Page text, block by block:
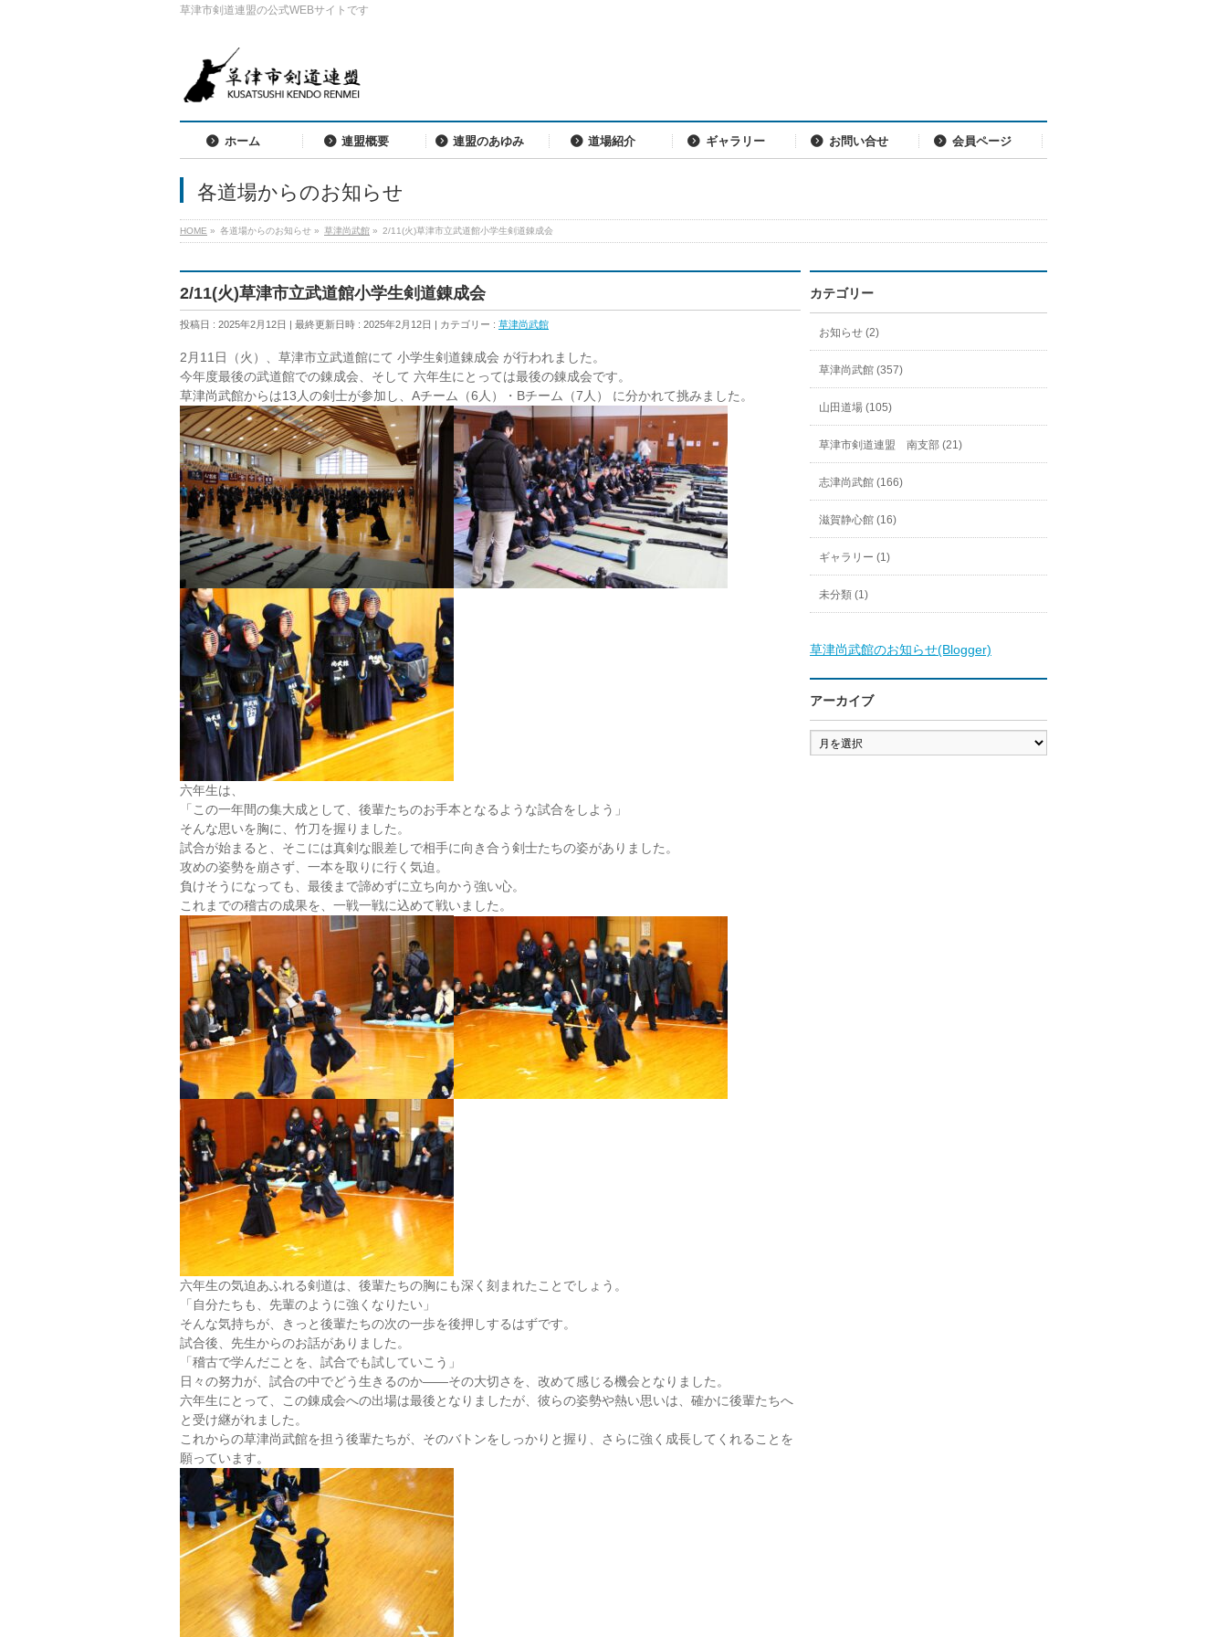
草津市剣道連盟の公式WEBサイトです
ホーム 連盟概要 連盟のあゆみ 道場紹介 ギャラリー お問い合せ 会員ページ
各道場からのお知らせ
HOME » 各道場からのお知らせ » 草津尚武館 » 2/11(火)草津市立武道館小学生剣道錬成会
2/11(火)草津市立武道館小学生剣道錬成会
投稿日 : 2025年2月12日 最終更新日時 : 2025年2月12日 カテゴリー : 草津尚武館
2月11日（火）、草津市立武道館にて 小学生剣道錬成会 が行われました。
今年度最後の武道館での錬成会、そして 六年生にとっては最後の錬成会です。
草津尚武館からは13人の剣士が参加し、Aチーム（6人）・Bチーム（7人） に分かれて挑みました。
六年生は、
「この一年間の集大成として、後輩たちのお手本となるような試合をしよう」
そんな思いを胸に、竹刀を握りました。
試合が始まると、そこには真剣な眼差しで相手に向き合う剣士たちの姿がありました。
攻めの姿勢を崩さず、一本を取りに行く気迫。
負けそうになっても、最後まで諦めずに立ち向かう強い心。
これまでの稽古の成果を、一戦一戦に込めて戦いました。
六年生の気迫あふれる剣道は、後輩たちの胸にも深く刻まれたことでしょう。
「自分たちも、先輩のように強くなりたい」
そんな気持ちが、きっと後輩たちの次の一歩を後押しするはずです。
試合後、先生からのお話がありました。
「稽古で学んだことを、試合でも試していこう」
日々の努力が、試合の中でどう生きるのか――その大切さを、改めて感じる機会となりました。
六年生にとって、この錬成会への出場は最後となりましたが、彼らの姿勢や熱い思いは、確かに後輩たちへ
と受け継がれました。
これからの草津尚武館を担う後輩たちが、そのバトンをしっかりと握り、さらに強く成長してくれることを
願っています。
カテゴリー
お知らせ (2)
草津尚武館 (357)
山田道場 (105)
草津市剣道連盟 南支部 (21)
志津尚武館 (166)
滋賀静心館 (16)
ギャラリー (1)
未分類 (1)
草津尚武館のお知らせ(Blogger)
アーカイブ
ア
ー